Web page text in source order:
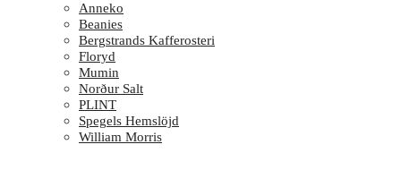
Anneko
Beanies
Bergstrands Kafferosteri
Floryd
Mumin
Norður Salt
PLINT
Spegels Hemslöjd
William Morris